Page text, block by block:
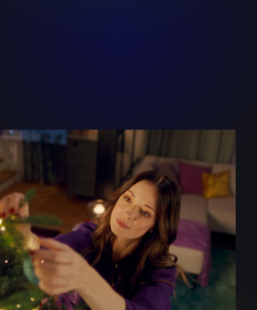
Telia x Ines